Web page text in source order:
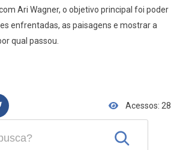
Ari Wagner, o objetivo principal foi poder
enfrentadas, as paisagens e mostrar a
qual passou.
Acessos: 28